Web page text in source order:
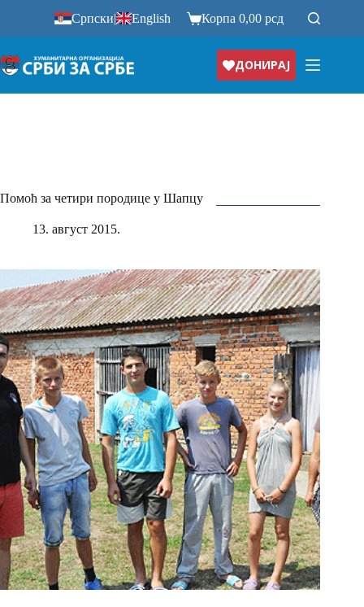
Српски| English Корпа0,00рсд
ДОНИРАЈ
Помоћ за четири породице у Шапцу
13. август 2015.